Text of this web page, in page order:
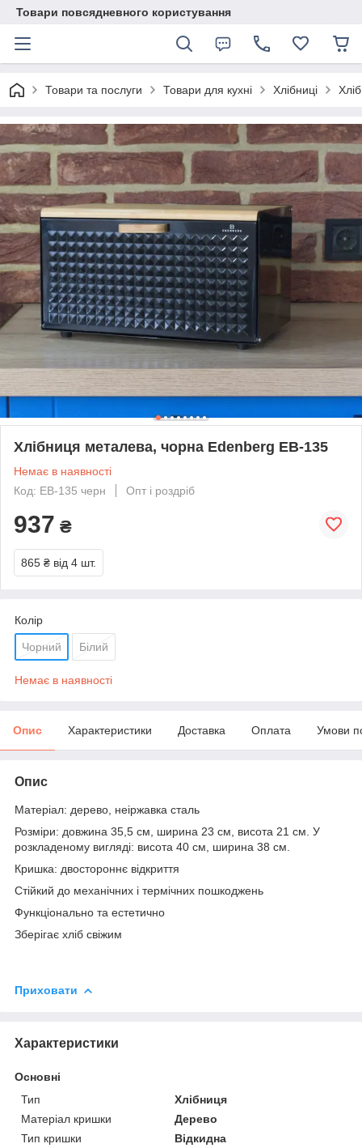
Товари повсядневного користування
Товари та послуги Товари для кухні Хлібниці
Хлібниця металева, чорна Edenberg EB-135
Немає в наявності
Код: EB-135 черн
Опт і роздріб
937 ₴
865 ₴ від 4 шт.
Колір
Чорний Білий
Немає в наявності
Опис Характеристики Доставка Оплата Умови
Опис
Матеріал: дерево, неіржавка сталь
Розміри: довжина 35,5 см, ширина 23 см, висота 21 см. У
розкладеному вигляді: висота 40 см, ширина 38 см.
Кришка: двостороннє відкриття
Стійкий до механічних і термічних пошкоджень
Функціонально та естетично
Зберігає хліб свіжим
Приховати
Характеристики
Основні
Тип
Хлібниця
Матеріал кришки
Дерево
Тип кришки
Відкидна